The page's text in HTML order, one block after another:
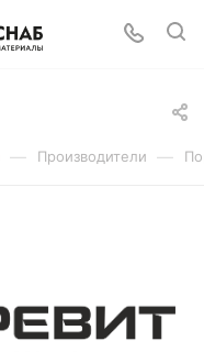
— Производители —